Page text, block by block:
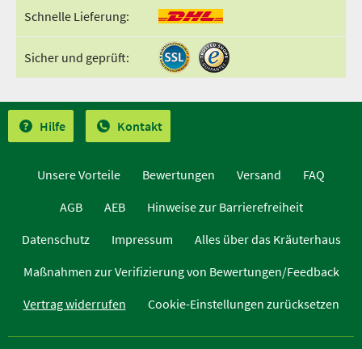
Schnelle Lieferung:
Sicher und geprüft:
Hilfe Kontakt
Unsere Vorteile Bewertungen Versand
FAQ
AGB
AEB
Hinweise zur Barrierefreiheit
Datenschutz
Impressum
Alles über das Kräuterhaus
Maßnahmen zur Verifizierung von Bewertungen/Feedback
Vertrag widerrufen
Cookie-Einstellungen zurücksetzen